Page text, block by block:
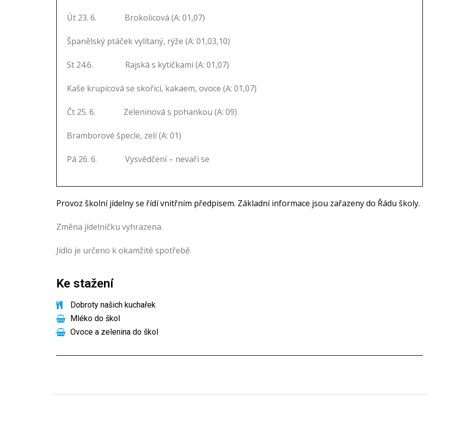
Út 23. 6. Brokolicová (A: 01,07)
Španělský ptáček vylítaný, rýže (A: 01,03,10)
St 24.6. Rajská s kytičkami (A: 01,07)
Kaše krupicová se skořicí, kakaem, ovoce (A: 01,07)
Čt 25. 6. Zeleninová s pohankou (A: 09)
Bramborové špecle, zelí (A: 01)
Pá 26. 6. Vysvědčení – nevaří se
Provoz školní jídelny se řídí vnitřním předpisem. Základní informace jsou zařazeny do Řádu školy.
Změna jídelníčku vyhrazena.
Jídlo je určeno k okamžité spotřebě.
Ke stažení
Dobroty našich kuchařek
Mléko do škol
Ovoce a zelenina do škol